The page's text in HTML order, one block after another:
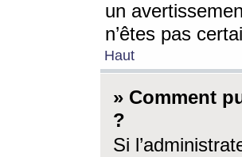
un
n’êtes pas
Haut
» Comment
?
Si